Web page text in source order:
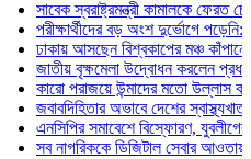
সাবেক স্বরাষ্ট্রমন্ত্রী কামালকে ফেরত চেয়ে
পরীক্ষার্থীদের বড় অংশ দুর্ভোগে পড়েনি: ড.
ঢাকায় আসছেন বিশ্বকাপের মঞ্চ কাঁপানো সেই
জাতীয় বৃক্ষমেলা উদ্বোধন করলেন প্রধানমন্ত্রী
কারো পরাজয়ে উন্মাদের মতো উল্লাস করতে হয়
জবাবদিহিতার অভাবে দেশের স্বাস্থ্যখাত নানা
এনসিপির সমাবেশে বিস্ফোরণ, যুবলীগের দুই
সব নাগরিককে ডিজিটাল সেবার আওতায় আনতে